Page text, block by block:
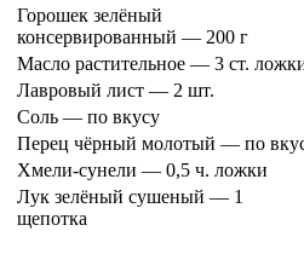
Горошек зелёный
консервированный — 200 г
Масло растительное — 3 ст.
Лавровый лист — 2 шт.
Соль — по вкусу
Перец чёрный молотый — по
Хмели-сунели — 0,5 ч. ложки
Лук зелёный сушеный — 1
щепотка